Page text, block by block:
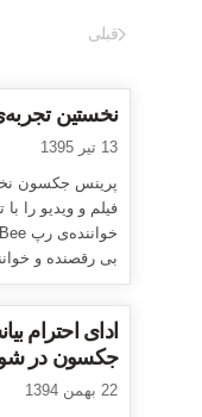
قبلی
نخستین
13 تیر 1395
پرینس جکسون
فیلم و ویدیو را
بی رقصنده و
ادای احترام
جکسون در
22 بهمن 1394